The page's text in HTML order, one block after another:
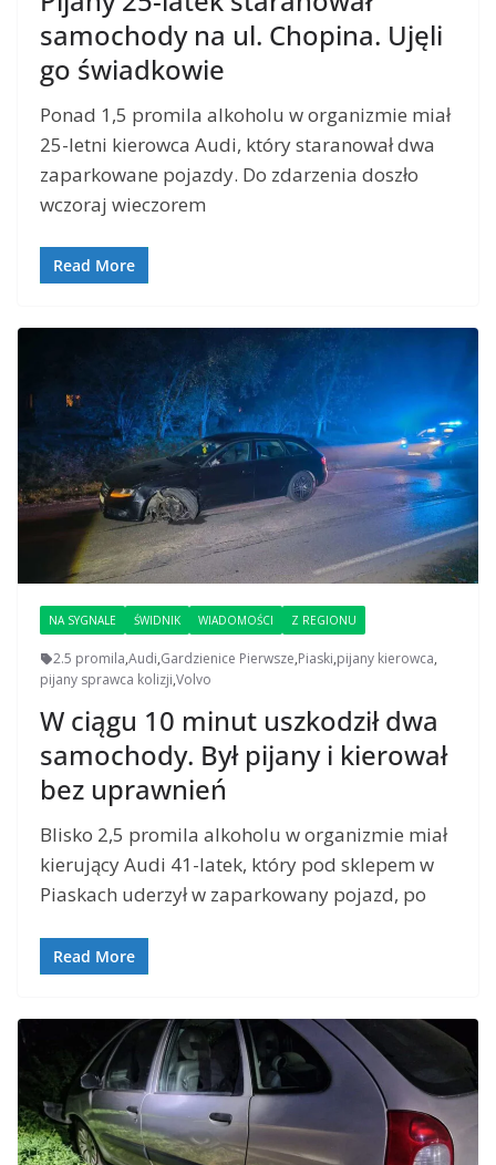
samochody na ul. Chopina. Ujęli
go świadkowie
Ponad 1,5 promila alkoholu w organizmie miał
25-letni kierowca Audi, który staranował dwa
zaparkowane pojazdy. Do zdarzenia doszło
wczoraj wieczorem
Read More
NA SYGNALE ŚWIDNIK WIADOMOŚCI Z REGIONU
2.5 promila,Audi,Gardzienice Pierwsze,Piaski,pijany kierowca,
pijany sprawca kolizji,Volvo
W ciągu 10 minut uszkodził dwa
samochody. Był pijany i kierował
bez uprawnień
Blisko 2,5 promila alkoholu w organizmie miał
kierujący Audi 41-latek, który pod sklepem w
Piaskach uderzył w zaparkowany pojazd, po
Read More